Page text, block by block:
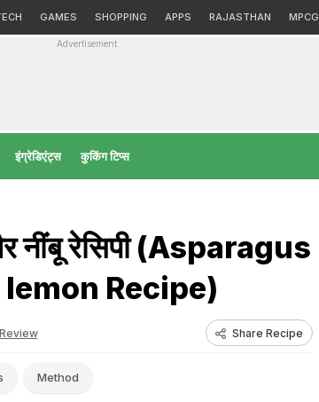
GAMES SHOPPING APPS RAJASTHAN MPCG
Advertisement
इंग्रेडिएंट्स कुकिंग टिप्स
नींबू रेसिपी (Asparagus
Recipe)
Review Share Recipe
Method